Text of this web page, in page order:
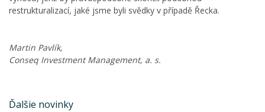
restrukturalizací, jaké jsme byli svědky v případě Řecka.
Martin Pavlík,
Conseq Investment Management, a. s.
Ďalšie novinky